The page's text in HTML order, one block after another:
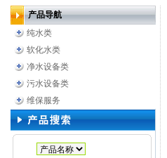
产品导航
纯水类
软化水类
净水设备类
污水设备类
维保服务